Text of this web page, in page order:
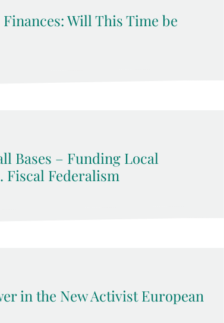
Will This Time be
Bases – Funding Local
Fiscal Federalism
in the New Activist European